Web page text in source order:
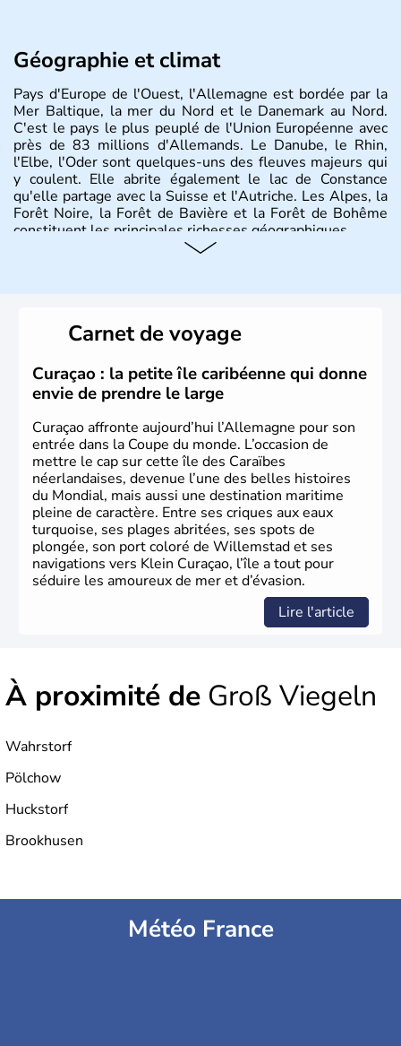
Géographie et climat
Pays d'Europe de l'Ouest, l'Allemagne est bordée par la
Mer Baltique, la mer du Nord et le Danemark au Nord.
C'est le pays le plus peuplé de l'Union Européenne avec
près de 83 millions d'Allemands. Le Danube, le Rhin,
l'Elbe, l'Oder sont quelques-uns des fleuves majeurs qui
y coulent. Elle abrite également le lac de Constance
qu'elle partage avec la Suisse et l'Autriche. Les Alpes, la
Forêt Noire, la Forêt de Bavière et la Forêt de Bohême
constituent les principales richesses géographiques.
lesquelles bénéficient d'une grande autonomie. Le pays
peut se targuer de grands noms qu'il a vu naître dans tous
les domaines, des arts à la politique en passant par la
philosophie. Hertz, Gutenberg, Heidegger, Thomas Mann,
Herman Hesse ou bien Hegel en font partie.
Carnet de voyage
Curaçao : la petite île caribéenne qui donne
envie de prendre le large
Curaçao affronte aujourd’hui l’Allemagne pour son
entrée dans la Coupe du monde. L’occasion de
mettre le cap sur cette île des Caraïbes
néerlandaises, devenue l’une des belles histoires
du Mondial, mais aussi une destination maritime
pleine de caractère. Entre ses criques aux eaux
turquoise, ses plages abritées, ses spots de
plongée, son port coloré de Willemstad et ses
navigations vers Klein Curaçao, l’île a tout pour
séduire les amoureux de mer et d’évasion.
Lire l'article
À proximité de Groß Viegeln
Wahrstorf
Pölchow
Huckstorf
Brookhusen
Météo France